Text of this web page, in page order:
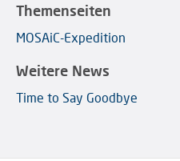
Themenseiten
MOSAiC-Expedition
Weitere News
Time to Say Goodbye